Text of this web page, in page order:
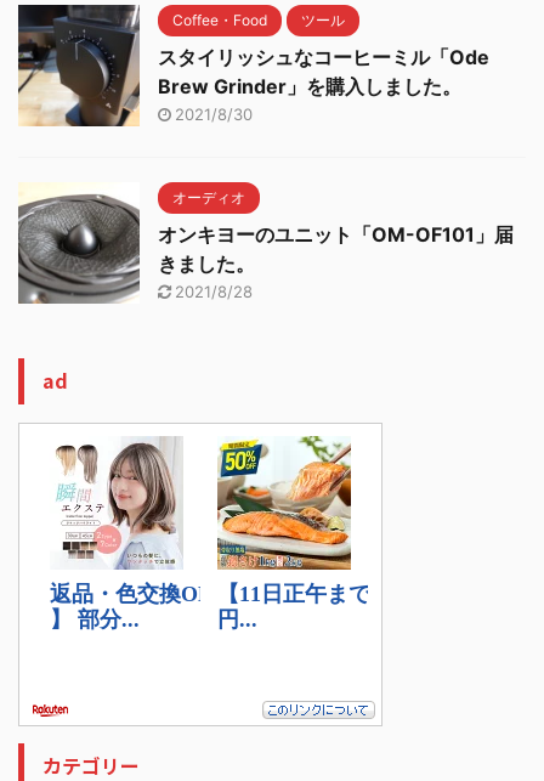
Coffee・Food ツール
スタイリッシュなコーヒーミル「Ode
Brew Grinder」を購入しました。
2021/8/30
オーディオ
オンキヨーのユニット「OM-OF101」届
きました。
2021/8/28
ad
カテゴリー